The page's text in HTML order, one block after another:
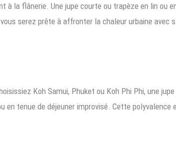
à la flânerie. Une jupe courte ou trapèze en lin ou
serez prête à affronter la chaleur urbaine avec
Koh Samui, Phuket ou Koh Phi Phi, une
tenue de déjeuner improvisé. Cette